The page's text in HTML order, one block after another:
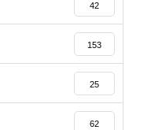
42
153
25
62